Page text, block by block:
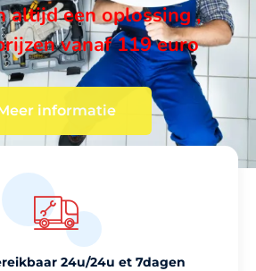
altijd een oplossing ,
vanaf 119 euro
informatie
24u/24u et 7dagen